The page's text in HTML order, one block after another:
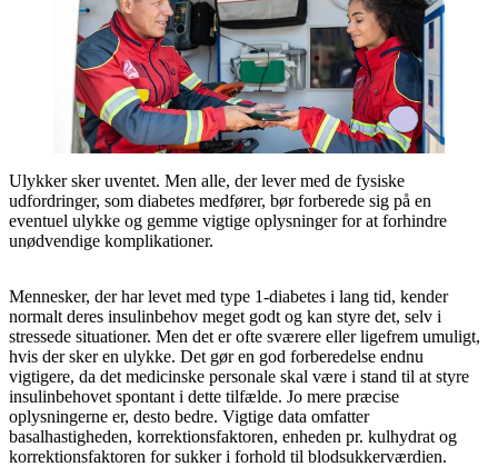
Ulykker sker uventet. Men alle, der lever med de fysiske
udfordringer, som diabetes medfører, bør forberede sig på en
eventuel ulykke og gemme vigtige oplysninger for at forhindre
unødvendige komplikationer.
Mennesker, der har levet med type 1-diabetes i lang tid, kender
normalt deres insulinbehov meget godt og kan styre det, selv i
stressede situationer. Men det er ofte sværere eller ligefrem umuligt,
hvis der sker en ulykke. Det gør en god forberedelse endnu
vigtigere, da det medicinske personale skal være i stand til at styre
insulinbehovet spontant i dette tilfælde. Jo mere præcise
oplysningerne er, desto bedre. Vigtige data omfatter
basalhastigheden, korrektionsfaktoren, enheden pr. kulhydrat og
korrektionsfaktoren for sukker i forhold til blodsukkerværdien.